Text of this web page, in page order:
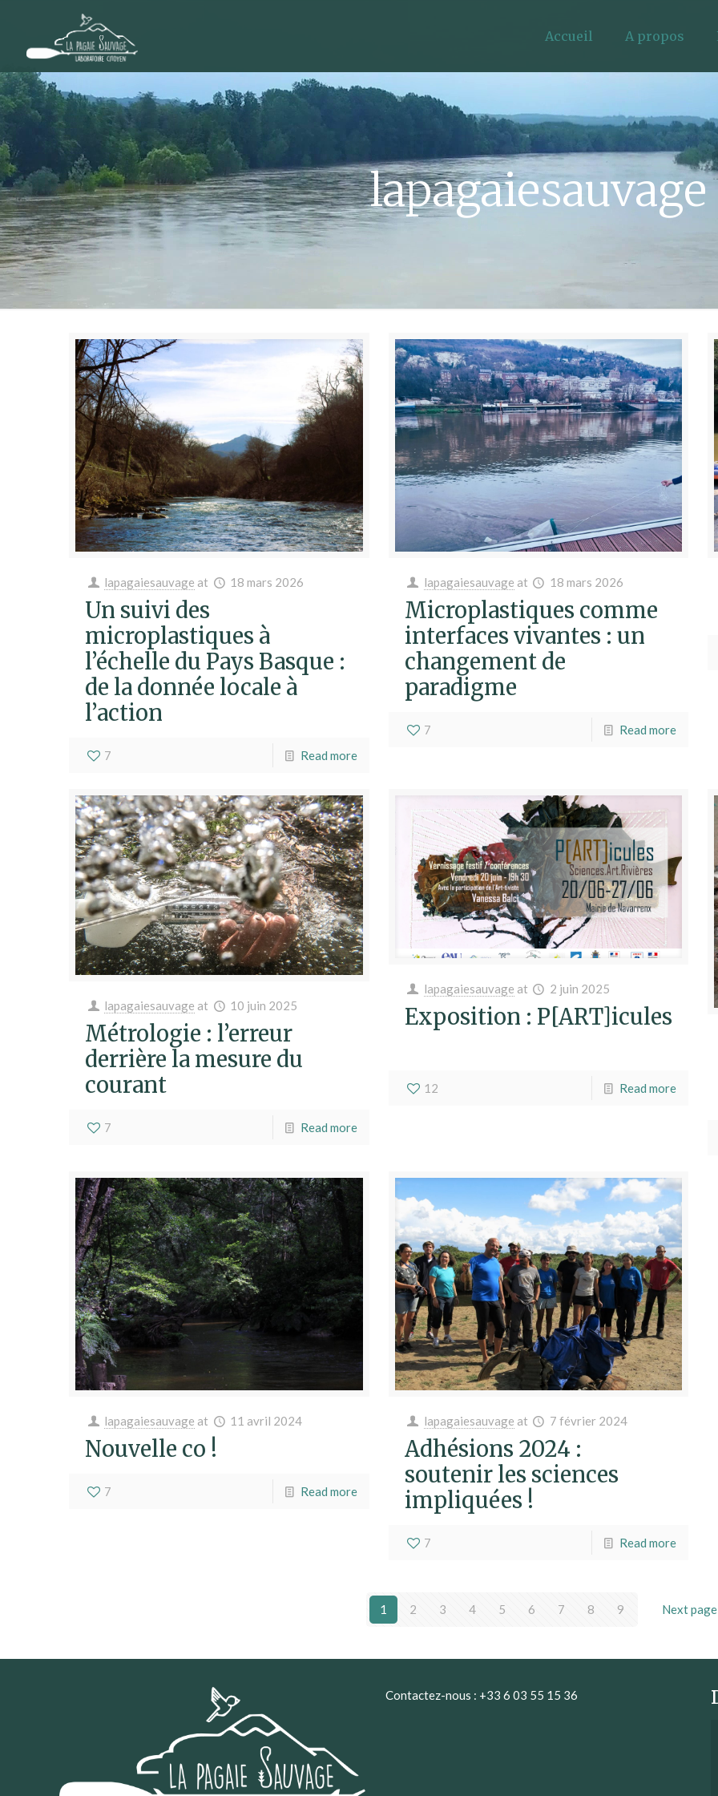
Accueil A propos
lapagaiesauvage
lapagaiesauvage at 18 mars 2026
Un suivi des
microplastiques à
l’échelle du Pays Basque :
de la donnée locale à
l’action
7 Read more
lapagaiesauvage at 18 mars 2026
Microplastiques comme
interfaces vivantes : un
changement de
paradigme
7 Read more
lapagaiesauvage at 10 juin 2025
Métrologie : l’erreur
derrière la mesure du
courant
7 Read more
lapagaiesauvage at 2 juin 2025
Exposition : P[ART]icules
12 Read more
lapagaiesauvage at 11 avril 2024
Nouvelle co !
7 Read more
lapagaiesauvage at 7 février 2024
Adhésions 2024 :
soutenir les sciences
impliquées !
7 Read more
1 2 3 4 5 6 7 8 9 Next page
Contactez-nous : +33 6 03 55 15 36